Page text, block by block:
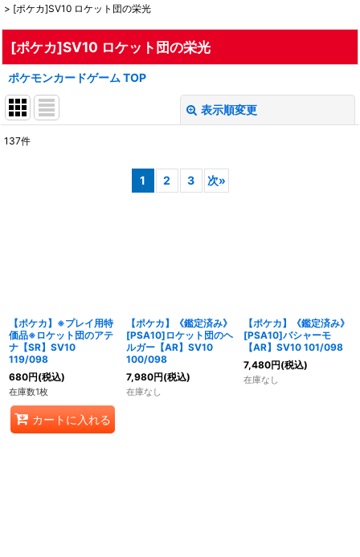
> [ポケカ]SV10 ロケット団の栄光
[ポケカ]SV10 ロケット団の栄光
ポケモンカードゲーム TOP
表示順変更
137件
1 2 3 次»
【ポケカ】※プレイ用特
価品※ロケット団のアテ
ナ【SR】SV10
119/098
680円(税込)
在庫数1枚
カートに入れる
【ポケカ】《鑑定済み》
[PSA10]ロケット団のヘ
ルガー【AR】SV10
100/098
7,980円(税込)
在庫なし
【ポケカ】《鑑定済み》
[PSA10]バシャーモ
【AR】SV10 101/098
7,480円(税込)
在庫なし